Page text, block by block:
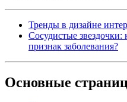
Тренды в дизайне
Сосудистые звездочки:
признак заболевания?
Основные